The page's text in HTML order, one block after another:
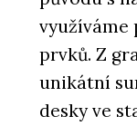
využíváme
prvků. Z
unikátní
desky ve